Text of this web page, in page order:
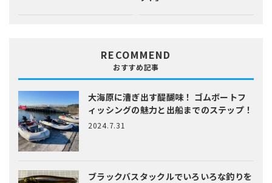
RECOMMEND
おすすめ記事
大海原に漕ぎ出す醍醐味！ ゴムボートフ
ィッシングの魅力と出船までのステップ！
2024.7.31
ブラックバスタックルでいろいろな釣りを